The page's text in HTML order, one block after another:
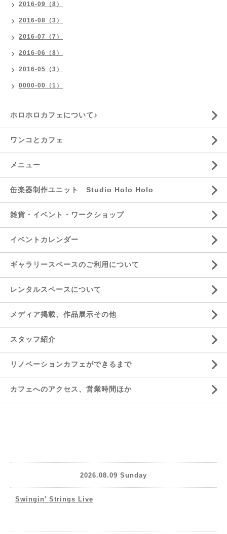
2016-09（8）
2016-08（3）
2016-07（7）
2016-06（8）
2016-05（3）
0000-00（1）
ホロホロカフェについて♪
ワンコとカフェ
メニュー
缶楽器制作ユニット Studio Holo Holo
雑貨・イベント・ワークショップ
イベントカレンダー
ギャラリースペースのご利用について
レンタルスペースについて
メディア掲載、作品展示その他
スタッフ紹介
リノベーションカフェができるまで
カフェへのアクセス、営業時間ほか
2026.08.09 Sunday
Swingin' Strings Live